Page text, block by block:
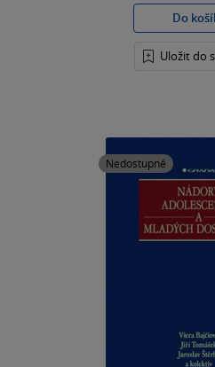
Do
Uložit do
Nedostupné